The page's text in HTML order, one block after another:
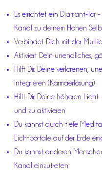
Es errichtet ein Diamant-Tor
Kanal zu deinem Hohen
Verbindet Dich mit der
Aktiviert Dein unendliches,
Hilft Dir, Deine verlorenen,
integrieren (Karmaerlösung)
Hilft Dir, Deine höheren
und zu aktivieren
Du kannst durch tiefe
Lichtportale auf der Erde
Du kannst anderen
Kanal einzutreten